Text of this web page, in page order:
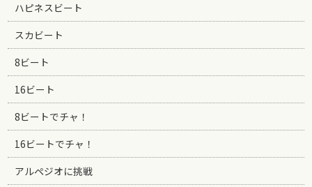
ハピネスビート
スカビート
8ビート
16ビート
8ビートでチャ！
16ビートでチャ！
アルペジオに挑戦